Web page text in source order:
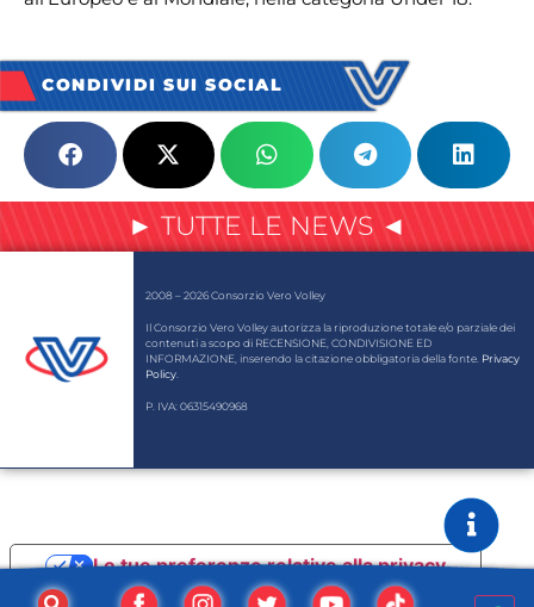
CONDIVIDI SUI SOCIAL
► TUTTE LE NEWS ◄
2008 – 2026 Consorzio Vero Volley
Il Consorzio Vero Volley autorizza la riproduzione totale e/o parziale dei
contenuti a scopo di RECENSIONE, CONDIVISIONE ED
INFORMAZIONE, inserendo la citazione obbligatoria della fonte. Privacy
Policy
P. IVA: 06315490968
Le tue preferenze relative alla privacy